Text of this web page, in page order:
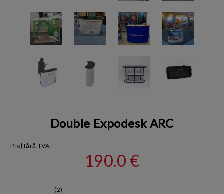
Double Expodesk ARC
Preț fără TVA:
190.0 €
(2)